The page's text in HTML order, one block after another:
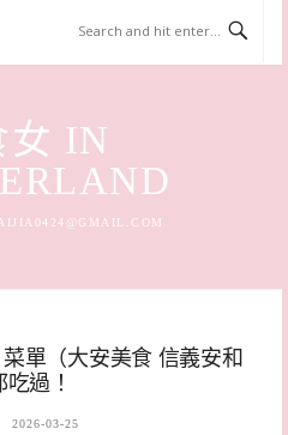
女 IN
單（大安美食 信義安和
過！
2026-03-25